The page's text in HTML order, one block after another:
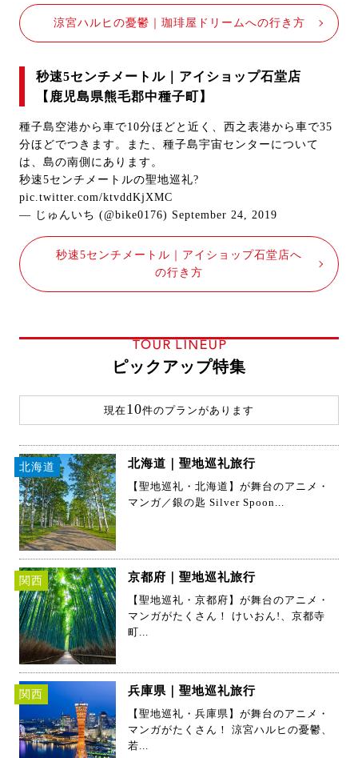
涼宮ハルヒの憂鬱｜珈琲屋ドリームへの行き方
秒速5センチメートル｜アイショップ石堂店
【鹿児島県熊毛郡中種子町】
種子島空港から車で10分ほどと近く、西之表港から車で35
分ほどでつきます。また、種子島宇宙センターについて
は、島の南側にあります。
秒速5センチメートルの聖地巡礼?
pic.twitter.com/ktvddKjXMC
— じゅんいち (@bike0176) September 24, 2019
秒速5センチメートル｜アイショップ石堂店へ
の行き方
TOUR LINEUP
ピックアップ特集
現在10件のプランがあります
北海道 北海道｜聖地巡礼旅行
【聖地巡礼・北海道】が舞台のアニメ・
マンガ／銀の匙 Silver Spoon...
関西 京都府｜聖地巡礼旅行
【聖地巡礼・京都府】が舞台のアニメ・
マンガがたくさん！ けいおん!、京都寺
町...
関西 兵庫県｜聖地巡礼旅行
【聖地巡礼・兵庫県】が舞台のアニメ・
マンガがたくさん！ 涼宮ハルヒの憂鬱、
若...